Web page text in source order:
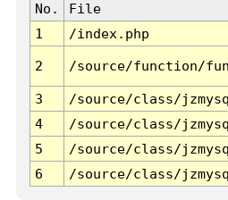
No. File
1
/index.php
2 /source/function/
3 /source/class/
4
/source/class/
5
/source/class/
6
/source/class/